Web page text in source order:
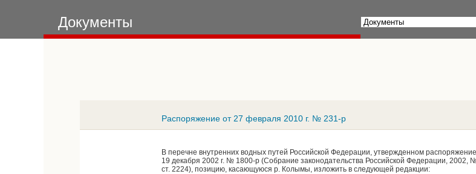
Документы
Распоряжение от 27 февраля 2010 г. № 231-р
В перечне внутренних водных путей Российской Федерации, утвержденном
19 декабря 2002 г. № 1800-р (Собрание законодательства Российской Федерации,
ст. 2224), позицию, касающуюся р. Колымы, изложить в следующей редакции: